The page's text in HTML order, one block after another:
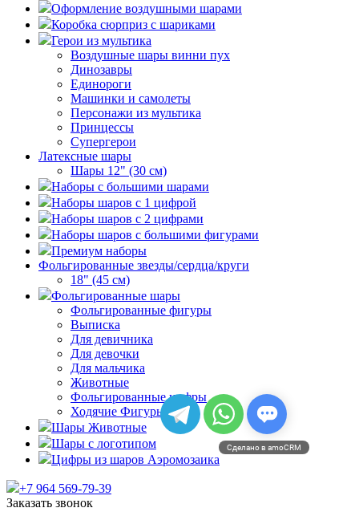
Оформление воздушными шарами
Коробка сюрприз с шариками
Герои из мультика
Воздушные шары винни пух
Динозавры
Единороги
Машинки и самолеты
Персонажи из мультика
Принцессы
Супергерои
Латексные шары
Шары 12" (30 см)
Наборы с большими шарами
Наборы шаров с 1 цифрой
Наборы шаров с 2 цифрами
Наборы шаров с большими фигурами
Премиум наборы
Фольгированные звезды/сердца/круги
18" (45 см)
Фольгированные шары
Фольгированные фигуры
Выписка
Для девичника
Для девочки
Для мальчика
Животные
Фольгированные цифры
Ходячие Фигуры
Шары Животные
Шары с логотипом
Цифры из шаров Аэромозаика
+7 964 569-79-39
Заказать звонок
Сделано в amoCRM